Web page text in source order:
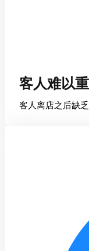
客人难以
客人离店之后缺